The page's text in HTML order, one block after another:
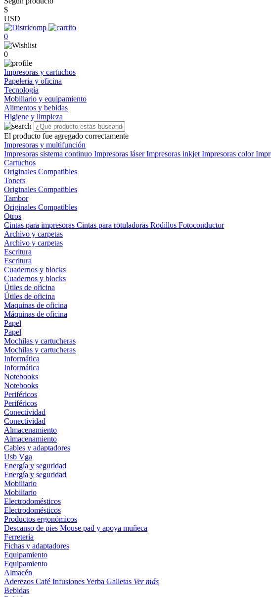
$
USD
0
0
Impresoras y cartuchos
Papeleria y oficina
Tecnología
Mobiliario y equipamiento
Alimentos y bebidas
Higiene y limpieza
El producto fue agregado correctamente
Impresoras y multifunción
Impresoras sistema continuo Impresoras láserImpresoras inkjet Impresoras color
Cartuchos
Originales Compatibles
Toners
Originales Compatibles
Tambor
Originales Compatibles
Otros
Cintas para impresoras Cintas para rotuladoras Rodillos Fotoconductor
Archivo y carpetas
Archivo y carpetas
Escritura
Escritura
Cuadernos y blocks
Cuadernos y blocks
Útiles de oficina
Útiles de oficina
Maquinas de oficina
Máquinas de oficina
Papel
Papel
Mochilas y cartucheras
Mochilas y cartucheras
Informática
Informática
Notebooks
Notebooks
Periféricos
Periféricos
Conectividad
Conectividad
Almacenamiento
Almacenamiento
Cables y adaptadores
Usb Vga
Energía y seguridad
Energía y seguridad
Mobiliario
Mobiliario
Electrodomésticos
Electrodomésticos
Productos ergonómicos
Descanso de pies Mouse pad y apoya muñeca
Ferretería
Fichas y adaptadores
Equipamiento
Equipamiento
Almacén
Aderezos Café InfusionesYerba Galletas Ver más
Bebidas